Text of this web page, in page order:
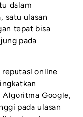
dalam
satu ulasan
tepat bisa
pada
reputasi online
Google,
pada ulasan